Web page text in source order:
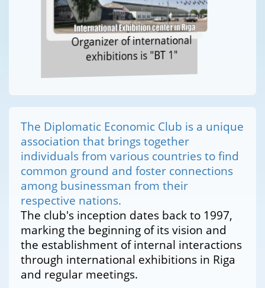
Organizer of international
exhibitions is "BT 1"
The Diplomatic Economic Club is a unique
association that brings together
individuals from various countries to find
common ground and foster connections
among businessman from their
respective nations.
The club's inception dates back to 1997,
marking the beginning of its vision and
the establishment of internal interactions
through international exhibitions in Riga
and regular meetings.